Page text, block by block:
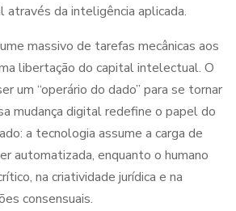
através da inteligência aplicada.
massivo de tarefas mecânicas aos
libertação do capital intelectual. O
um “operário do dado” para se tornar
mudança digital redefine o papel do
a tecnologia assume a carga de
automatizada, enquanto o humano
na criatividade jurídica e na
consensuais.